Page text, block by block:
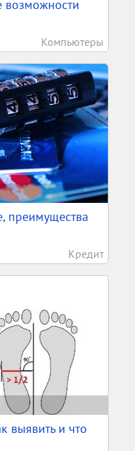
возможности
Компьютеры
преимущества
Кредит
выявить и что